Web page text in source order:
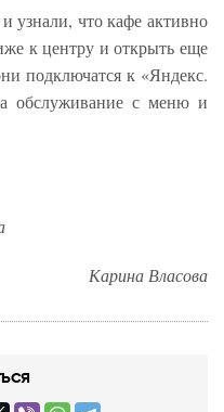
что кафе активно
к центру и открыть еще
подключатся к «Яндекс.
обслуживание с меню и
Карина Власова